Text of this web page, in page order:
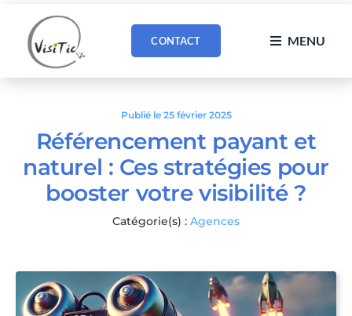
contenu
MENU
CONTACT
Publié le 25 février 2025
Référencement payant et
naturel : Ces stratégies pour
booster votre visibilité ?
Catégorie(s) : Agences